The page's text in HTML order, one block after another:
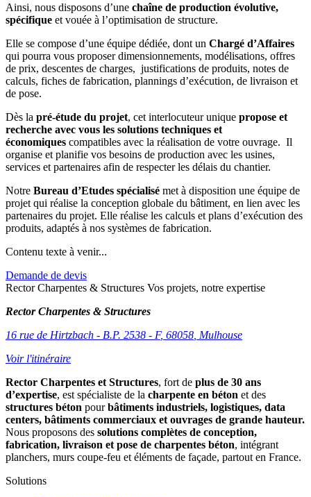
Ainsi, nous disposons d’une chaîne de production évolutive,
spécifique et vouée à l’optimisation de structure.
Elle se compose d’une équipe dédiée, dont un Chargé d’Affaires
qui pourra vous proposer dimensionnements, modélisations, offres
de prix, descentes de charges, justifications de produits, notes de
calculs, fiches de fabrication, plannings d’exécution, de livraison et
de pose.
Dès la pré-étude du projet, cet interlocuteur unique propose et
recherche avec vous les solutions techniques et
économiques compatibles avec la réalisation de votre ouvrage. Il
organise et planifie vos besoins de production avec les usines,
services et partenaires afin de respecter les délais du chantier.
Notre Bureau d’Etudes spécialisé met à disposition une équipe de
projet qui réalise la conception globale du bâtiment, en lien avec les
partenaires du projet. Elle réalise les calculs et plans d’exécution des
produits, adaptés à nos systèmes de fabrication.
Contenu texte à venir...
Demande de devis
Rector Charpentes & Structures Vos projets, notre expertise
Rector Charpentes & Structures
16 rue de Hirtzbach - B.P. 2538 - F, 68058 Mulhouse
Voir l'itinéraire
Rector Charpentes et Structures, fort de plus de 30 ans
d’expertise, est spécialiste de la charpente en béton et des
structures béton pourbâtiments industriels, logistiques, data
centers, bâtiments commerciaux et ouvrages de grande hauteur.
Nous proposons des solutions complètes de conception,
fabrication, livraison et pose de charpentes béton, intégrant
planchers, murs coupe-feu et éléments de façade, partout en France.
Solutions